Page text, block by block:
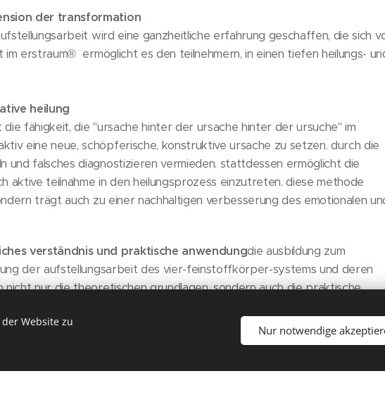
der transformation
wird eine ganzheitliche erfahrung geschaffen, die sich
erstraum® ermöglicht es den teilnehmern, in einen tiefen heilungs-
heilung
fähigkeit, die "ursache hinter der ursache hinter der ursuche" im
eine neue, schöpferische, konstruktive ursache zu setzen. durch die
und falsches diagnostizieren vermieden. stattdessen ermöglicht die
aktive teilnahme in den heilungsprozess einzutreten. diese methode
trägt auch zu einer nachhaltigen verbesserung des emotionalen
verständnis und praktische anwendungdie ausbildung zum
der aufstellungsarbeit des vier-feinstoffkörper-systems und deren
nur die theoretischen grundlagen, sondern auch die praktische
befähigt die absolventen, die zugrunde liegenden ursachen von
identifizieren.
wissen zur aufstellungsarbeit der feinstoffkörper sowie
Website zu
Nur notwendige